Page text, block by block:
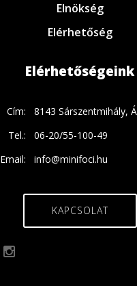
Elnökség
Elérhetőség
Elérhetőségeink
Cím:
8143 Sárszentmihály,
Tel.:
06-20/55-100-49
Email:
info@minifoci.hu
KAPCSOLAT